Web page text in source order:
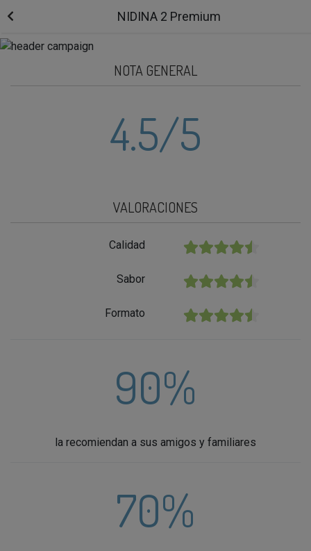
NIDINA 2 Premium
NOTA GENERAL
4.5/5
VALORACIONES
Calidad ★★★★★
Sabor ★★★★★
Formato ★★★★★
90%
la recomiendan a sus amigos y familiares
70%